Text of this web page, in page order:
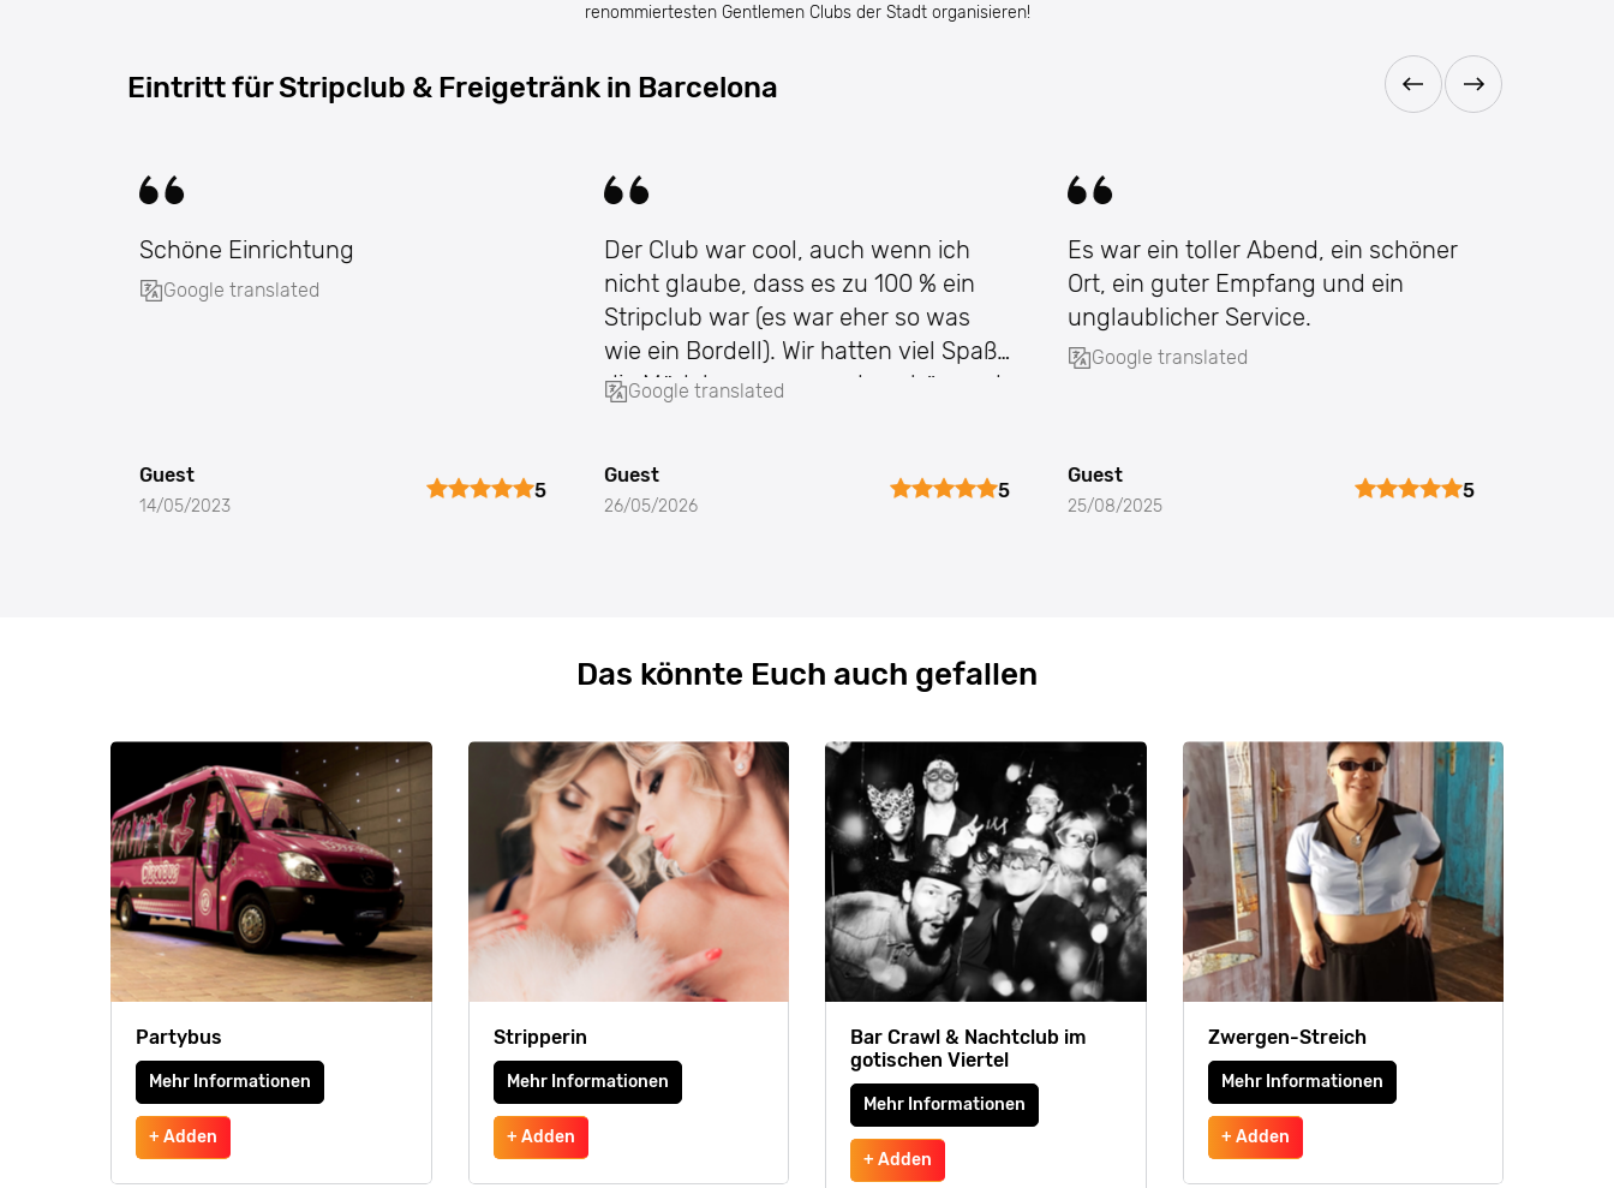
renommiertesten Gentlemen Clubs der Stadt organisieren!
Eintritt für Stripclub & Freigetränk in Barcelona
Schöne Einrichtung
Google translated
Guest
14/05/2023
5
Der Club war cool, auch wenn ich
nicht glaube, dass es zu 100 % ein
Stripclub war (es war eher so was
wie ein Bordell). Wir hatten viel Spaß,
die Mädels waren wunderschön und
Google translated
Guest
26/05/2026
5
Es war ein toller Abend, ein schöner
Ort, ein guter Empfang und ein
unglaublicher Service.
Google translated
Guest
25/08/2025
5
Das könnte Euch auch gefallen
Partybus
Mehr Informationen
+ Adden
Stripperin
Mehr Informationen
+ Adden
Bar Crawl & Nachtclub im
gotischen Viertel
Mehr Informationen
+ Adden
Zwergen-Streich
Mehr Informationen
+ Adden